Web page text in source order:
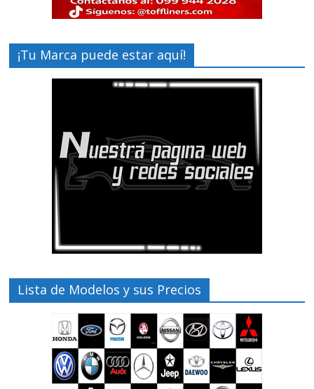
¡Tu Marca puede estar aquí!
Lista de Modelos y sus Precios